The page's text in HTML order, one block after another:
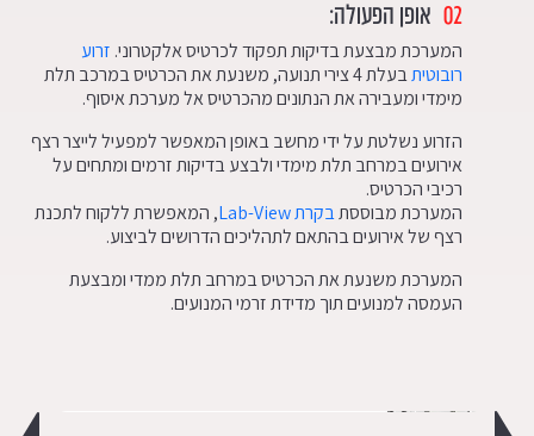
02 אופן הפעולה:
המערכת מבצעת בדיקות תפקוד לכרטיס אלקטרוני. זרוע
רובוטית
בעלת 4 צירי תנועה, משנעת את הכרטיס במרכב תלת
מימדי ומעבירה את הנתונים מהכרטיס אל מערכת איסוף.
הזרוע נשלטת על ידי מחשב באופן המאפשר למפעיל לייצר רצף
אירועים במרחב תלת מימדי ולבצע בדיקות זרמים ומתחים על
רכיבי הכרטיס.
המערכת מבוססתבקרת Lab-View
, המאפשרת ללקוח לתכנת
רצף של אירועים בהתאם לתהליכים הדרושים לביצוע.
המערכת משנעת את הכרטיס במרחב תלת ממדי ומבצעת
העמסה למנועים תוך מדידת זרמי המנועים.